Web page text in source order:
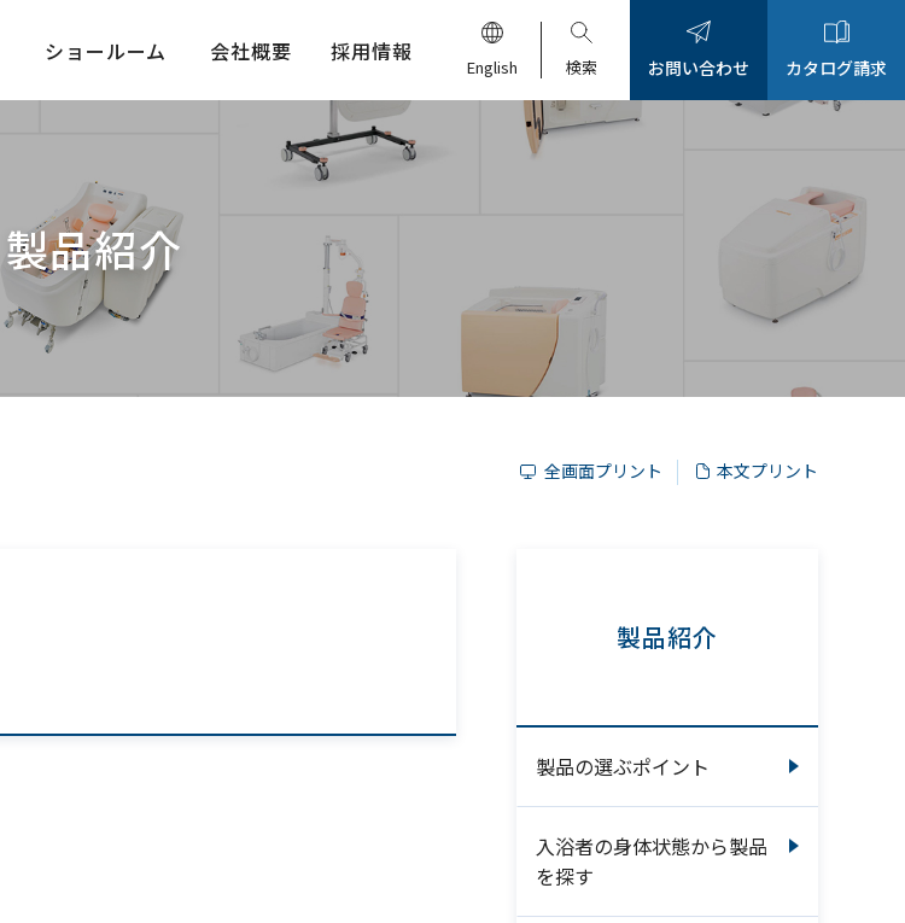
ショールーム 会社概要 採用情報
English 検索 お問い合わせ カタログ請求
製品紹介
全画面プリント 本文プリント
製品紹介
製品の選ぶポイント
入浴者の身体状態から製品
を探す